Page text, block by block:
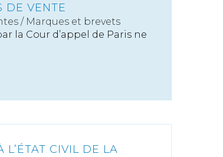
DE VENTE
/ Marques et brevets
la Cour d’appel de Paris ne
L’ÉTAT CIVIL DE LA